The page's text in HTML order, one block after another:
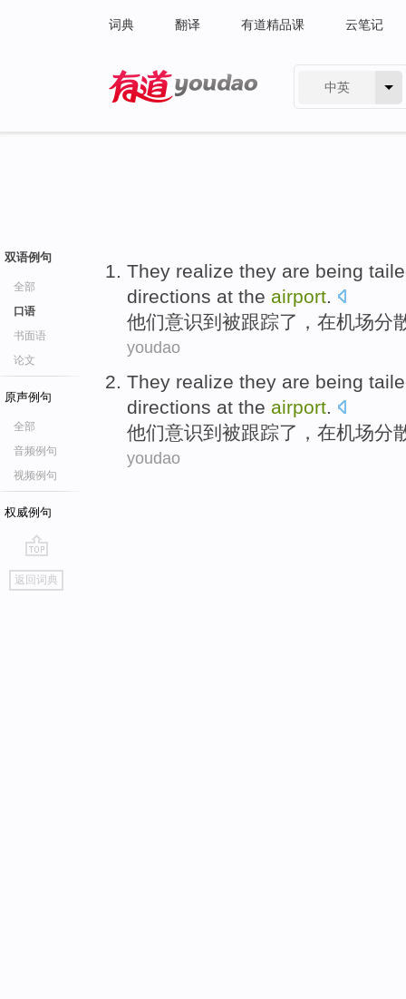
词典 翻译 有道精品课 云笔记
中英
双语例句
全部
口语
书面语
论文
原声例句
全部
音频例句
视频例句
权威例句
go
top
返回词典
They realize they are being
directions at the airport.
他们意识到 被跟踪了， 在机场分
youdao
They realize they are being
directions at the airport.
他们意识到 被跟踪了， 在机场分
youdao